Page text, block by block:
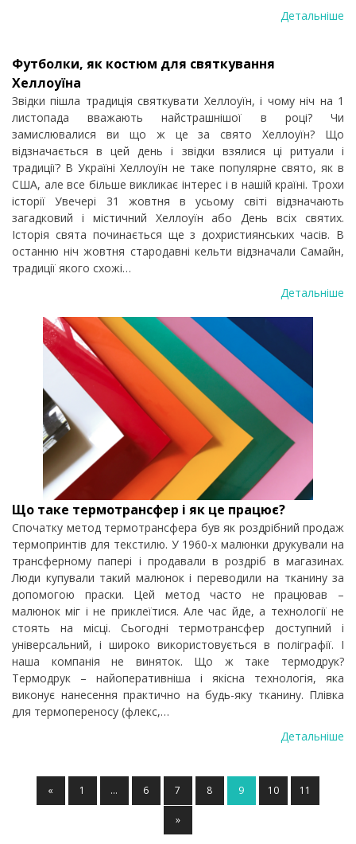
Детальніше
Футболки, як костюм для святкування
Хеллоуїна
Звідки пішла традиція святкувати Хеллоуїн, і чому ніч на 1
листопада вважають найстрашнішої в році? Чи
замислювалися ви що ж це за свято Хеллоуїн? Що
відзначається в цей день і звідки взялися ці ритуали і
традиції? В Україні Хеллоуїн не таке популярне свято, як в
США, але все більше викликає інтерес і в нашій країні. Трохи
історії Увечері 31 жовтня в усьому світі відзначають
загадковий і містичний Хеллоуїн або День всіх святих.
Історія свята починається ще з дохристиянських часів. В
останню ніч жовтня стародавні кельти відзначали Cамайн,
традиції якого схожі…
Детальніше
Що таке термотрансфер і як це працює?
Спочатку метод термотрансфера був як роздрібний продаж
термопринтів для текстилю. У 1960-х малюнки друкували на
трансферному папері і продавали в роздріб в магазинах.
Люди купували такий малюнок і переводили на тканину за
допомогою праски. Цей метод часто не працював –
малюнок міг і не приклеїтися. Але час йде, а технології не
стоять на місці. Сьогодні термотрансфер доступний і
універсальний, і широко використовується в поліграфії. І
наша компанія не виняток. Що ж таке термодрук?
Термодрук – найоперативніша і якісна технологія, яка
виконує нанесення практично на будь-яку тканину. Плівка
для термопереносу (флекс,…
Детальніше
« 1 … 6 7 8 9 10 11
»